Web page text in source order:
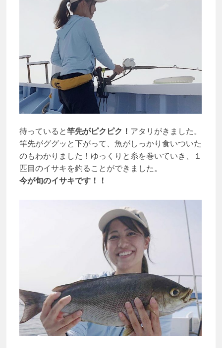
待っていると竿先がピクピク！ アタリがきました。
竿先がググッと下がって、魚がしっかり食いついた
のもわかりました！ゆっくりと糸を巻いていき、１
匹目のイサキを釣ることができました。
今が旬のイサキです！！